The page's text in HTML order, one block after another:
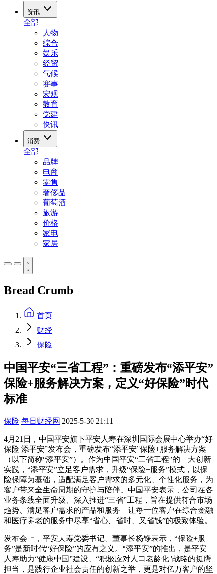
资讯
全部
人物
综合
娱乐
经贸
气候
赛事
宏观
教育
党建
快讯
消费
全部
品牌
电商
零售
奢侈品
葡萄酒
旅游
价格
家电
家居
Bread Crumb
首页
财经
保险
中国平安“三省工程”：重磅发布“添平安”
保险+服务解决方案，定义“好保险”时代
标准
保险 每日财经网 2025-5-30 21:11
4月21日，中国平安旗下平安人寿在深圳国际会展中心举办“好
保险 添平安”发布会，重磅发布“添平安”保险+服务解决方案
（以下简称“添平安”）。作为中国平安“三省工程”的一大创新
实践，“添平安”立足客户需求，升级“保险+服务”模式，以保
险保障为基础，适配满足客户需求的多元化、个性化服务，为
客户带来全生命周期的守护与陪伴。中国平安表示，公司在各
业务条线全面升级、深入推进“三省”工程，旨在提供符合市场
趋势、满足客户需求的产品和服务，让每一位客户在综合金融
和医疗养老的服务中尽享“省心、省时、又省钱”的极致体验。
发布会上，平安人寿党委书记、董事长杨铮表示，“保险+服
务”是新时代“好保险”的应有之义。“添平安”的推出，是平安
人寿助力“健康中国”建设、“积极应对人口老龄化”战略的挺膺
担当，是践行企业社会责任的创新之举，更是对亿万客户的坚